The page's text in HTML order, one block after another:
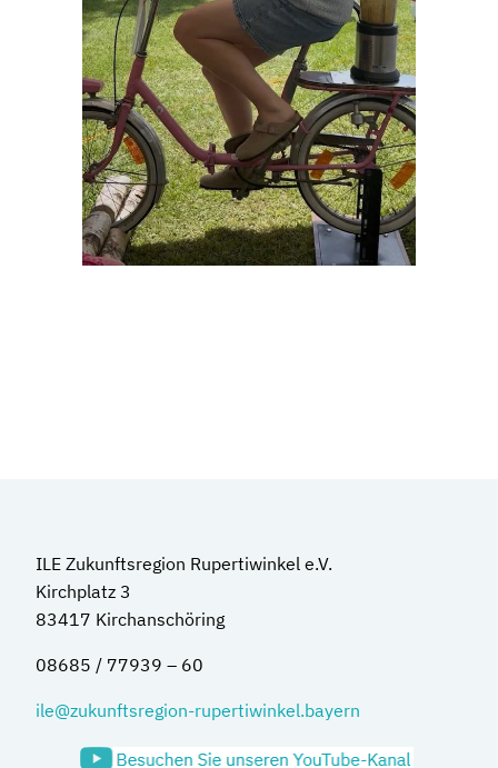
ILE Zukunftsregion Rupertiwinkel e.V.
Kirchplatz 3
83417 Kirchanschöring
08685 / 77939 – 60
ile@zukunftsregion-rupertiwinkel.bayern